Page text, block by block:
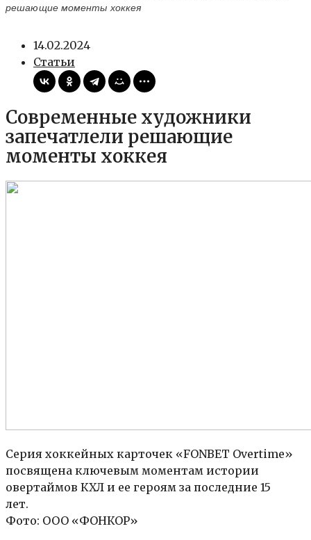
решающие моменты хоккея
14.02.2024
Статьи
Современные художники
запечатлели решающие
моменты хоккея
Серия хоккейных карточек «FONBET Overtime»
посвящена ключевым моментам истории
овертаймов КХЛ и ее героям за последние 15
лет.
Фото: ООО «ФОНКОР»